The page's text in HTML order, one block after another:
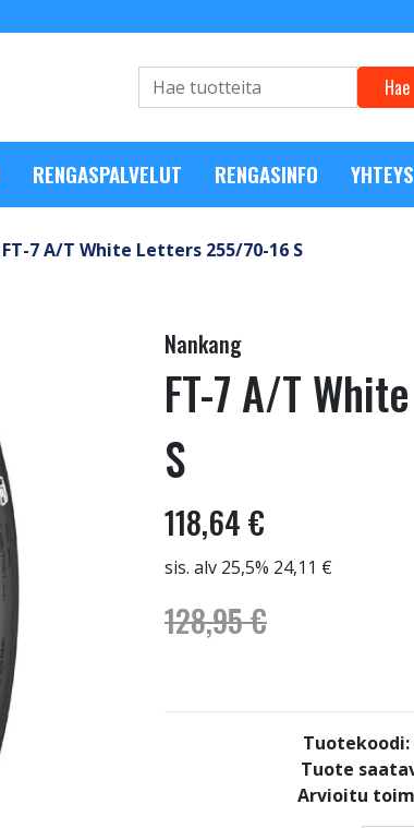
Hae
RENGASPALVELUT RENGASINFO
FT-7 A/T White Letters 255/70-16 S
Nankang
FT-7 A/T
S
118,64 €
sis. alv 25,5% 24,11 €
128,95 €
Tuotekoodi:
Tuote
Arvioitu